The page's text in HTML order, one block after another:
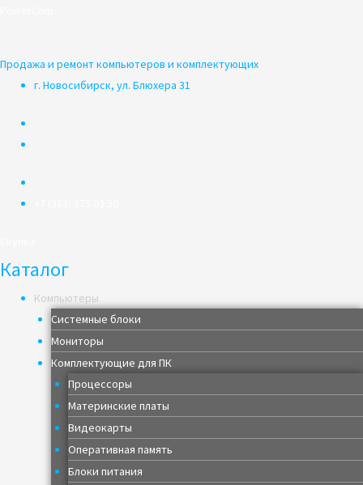
Продажа и ремонт компьютеров и комплектующих
г. Новосибирск, ул. Блюхера 31
Каталог
Компьютеры
Системные блоки
Мониторы
Комплектующие для ПК
Процессоры
Материнские платы
Видеокарты
Оперативная память
Блоки питания